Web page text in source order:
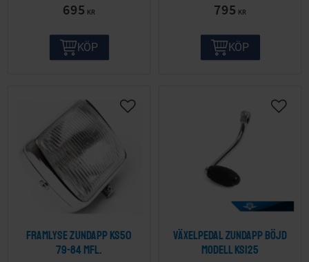
695 KR
KÖP
795 KR
KÖP
Framlyse Zundapp KS50
79-84 mfl.
Växelpedal Zundapp böjd
modell KS125